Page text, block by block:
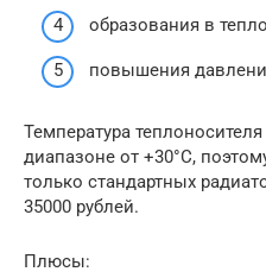
образования в
повышения
Температура
диапазоне от +30°C,
только стандартных
35000 рублей.
Плюсы: